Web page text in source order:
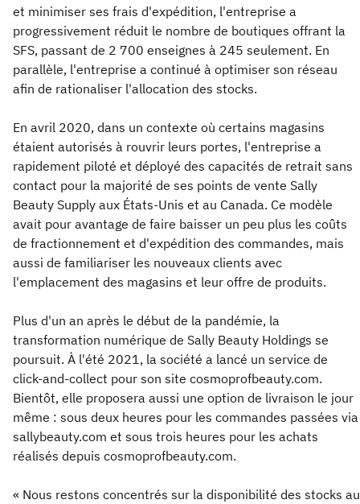
et minimiser ses frais d'expédition, l'entreprise a
progressivement réduit le nombre de boutiques offrant la
SFS, passant de 2 700 enseignes à 245 seulement. En
parallèle, l'entreprise a continué à optimiser son réseau
afin de rationaliser l'allocation des stocks.
En avril 2020, dans un contexte où certains magasins
étaient autorisés à rouvrir leurs portes, l'entreprise a
rapidement piloté et déployé des capacités de retrait sans
contact pour la majorité de ses points de vente Sally
Beauty Supply aux États-Unis et au Canada. Ce modèle
avait pour avantage de faire baisser un peu plus les coûts
de fractionnement et d'expédition des commandes, mais
aussi de familiariser les nouveaux clients avec
l'emplacement des magasins et leur offre de produits.
Plus d'un an après le début de la pandémie, la
transformation numérique de Sally Beauty Holdings se
poursuit. À l'été 2021, la société a lancé un service de
click-and-collect pour son site cosmoprofbeauty.com.
Bientôt, elle proposera aussi une option de livraison le jour
même : sous deux heures pour les commandes passées via
sallybeauty.com et sous trois heures pour les achats
réalisés depuis cosmoprofbeauty.com.
« Nous restons concentrés sur la disponibilité des stocks au